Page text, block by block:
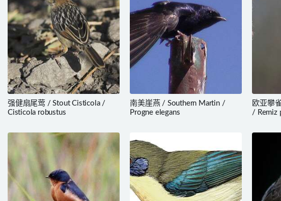
强健扇尾莺 / Stout Cisticola /
Cisticola robustus
南美崖燕 / Southern Martin /
Progne elegans
欧亚攀
/ Remiz